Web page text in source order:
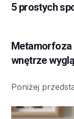
5 prostych
Metamorfoza
wnętrze
Poniżej